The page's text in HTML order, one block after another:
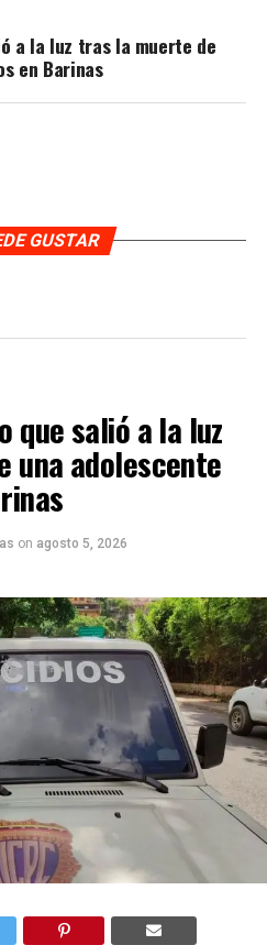
a la luz tras la muerte de
en Barinas
GUSTAR
que salió a la luz
una adolescente
on agosto 5, 2026